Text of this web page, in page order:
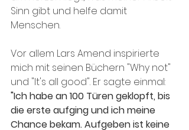
Sinn gibt und helfe damit
Menschen.
Vor allem Lars Amend inspirierte
mich mit seinen Büchern "Why not"
und "It's all good". Er sagte einmal:
"Ich habe an 100 Türen geklopft, bis
die erste aufging und ich meine
Chance bekam. Aufgeben ist keine